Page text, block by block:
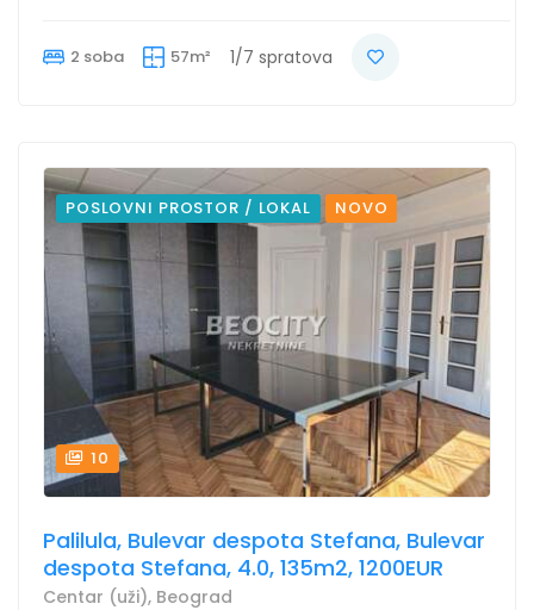
2 soba 57m² 1/7 spratova
POSLOVNI PROSTOR / LOKAL NOVO
10
Palilula, Bulevar despota Stefana, Bulevar
despota Stefana, 4.0, 135m2, 1200EUR
Centar (uži), Beograd